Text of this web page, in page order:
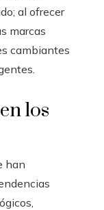
al ofrecer
marcas
cambiantes
los
han